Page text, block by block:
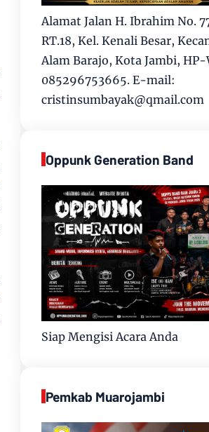
Alamat Jalan H. Ibrahim No.
RT.18, Kel. Kenali Besar,
Alam Barajo, Kota Jambi, HP-
085296753665. E-mail:
cristinsumbayak@qmail.com
Oppunk Generation Band
Siap Mengisi Acara Anda
Pemkab Muarojambi